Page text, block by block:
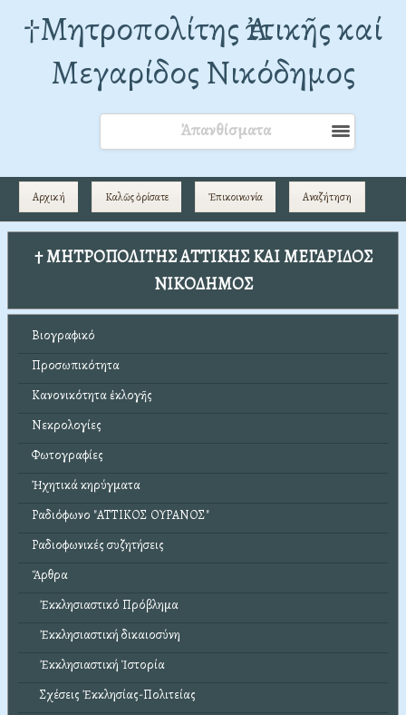
†Mητροπολίτης Ἀττικῆς καί
Μεγαρίδος Νικόδημος
Ἀπανθίσματα
Αρχική Καλῶς ὁρίσατε Ἐπικοινωνία Αναζήτηση
† ΜΗΤΡΟΠΟΛΙΤΗΣ ΑΤΤΙΚΗΣ ΚΑΙ ΜΕΓΑΡΙΔΟΣ
ΝΙΚΟΔΗΜΟΣ
Βιογραφικό
Προσωπικότητα
Κανονικότητα ἐκλογῆς
Νεκρολογίες
Φωτογραφίες
Ἠχητικά κηρύγματα
Ραδιόφωνο "ΑΤΤΙΚΟΣ ΟΥΡΑΝΟΣ"
Ραδιοφωνικές συζητήσεις
Ἄρθρα
Ἐκκλησιαστικό Πρόβλημα
Ἐκκλησιαστική δικαιοσύνη
Ἐκκλησιαστική Ἱστορία
Σχέσεις Ἐκκλησίας-Πολιτείας